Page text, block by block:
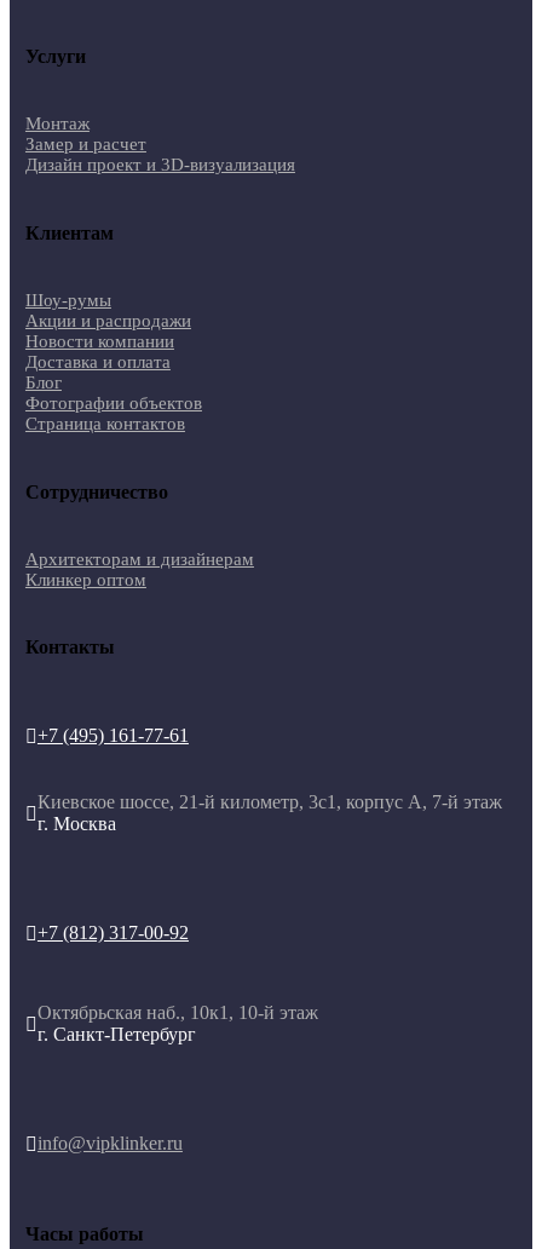
Услуги
Монтаж
Замер и расчет
Дизайн проект и 3D-визуализация
Клиентам
Шоу-румы
Акции и распродажи
Новости компании
Доставка и оплата
Блог
Фотографии объектов
Страница контактов
Сотрудничество
Архитекторам и дизайнерам
Клинкер оптом
Контакты
+7 (495) 161-77-61

Киевское шоссе, 21-й километр, 3с1, корпус А, 7-й этаж
г. Москва
+7 (812) 317-00-92

Октябрьская наб., 10к1, 10-й этаж
г. Санкт-Петербург
info@vipklinker.ru
Часы работы